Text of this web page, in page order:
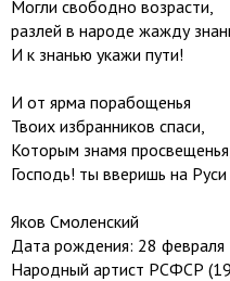
Могли свободно возрасти,
разлей в народе жажду
И к знанью укажи пути!
И от ярма порабощенья
Твоих избранников спаси,
Которым знамя
Господь! ты вверишь на Руси
Яков Смоленский
Дата рождения: 28
Народный артист РСФСР